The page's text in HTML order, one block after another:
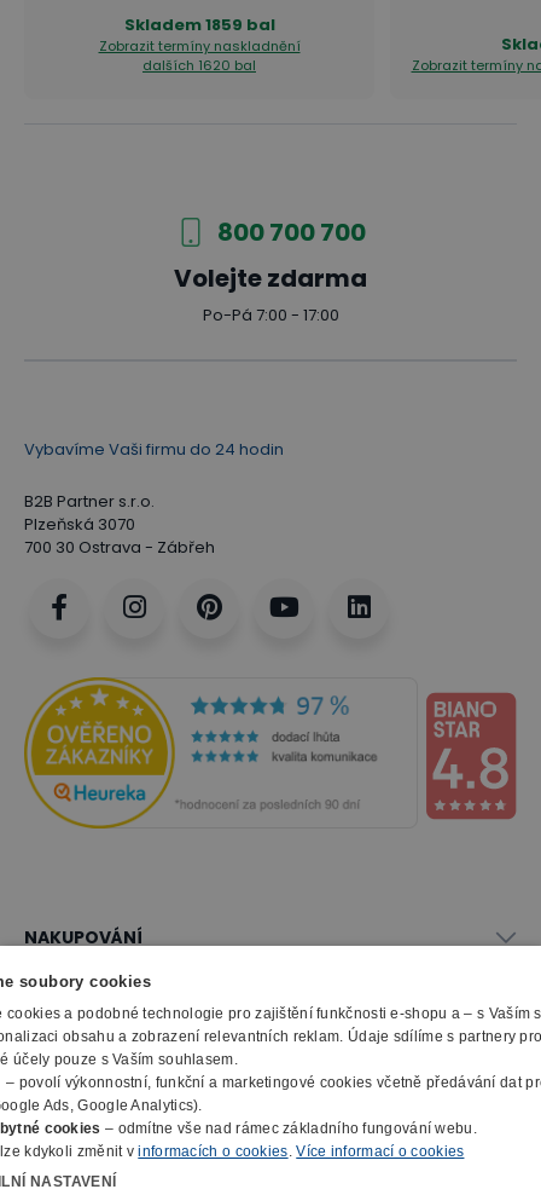
Skladem1859 bal
Zobrazit termíny naskladnění
dalších 1620 bal
Zobrazit termíny
800 700 700
Volejte zdarma
Po-Pá 7:00 - 17:00
Vybavíme Vaši firmu do 24 hodin
B2B Partner s.r.o.
Plzeňská 3070
700 30 Ostrava - Zábřeh
NAKUPOVÁNÍ
Vše o nákupu
Obchodní podmínky
Doprava a montáž
Možnosti platby
Záruka, servis, reklamace
Ochrana osobních údajů
Informace o cookies
SLUŽBY
Naše katalogy
Reklamační formulář
Výroba kancelářského nábytku
Zpracování elektroodpadu
E-Procurement
O FIRMĚ
O nás
Kontakty
Členství v organizacích
© 2010 - 2026 B2B Partner s.r.o. - Všechna práva vyhrazena.
soubory cookies
cookies a podobné technologie pro zajištění funkčnosti e-shopu a – s Vaším
obsahu a zobrazení relevantních reklam. Údaje sdílíme s partnery
účely pouze s Vaším souhlasem.
– povolí výkonnostní, funkční a marketingové cookies včetně předávání dat
Ads, Google Analytics).
cookies – odmítne vše nad rámec základního fungování webu.
kdykoli změnit vinformacích o cookies. Více informací o cookies
NASTAVENÍ